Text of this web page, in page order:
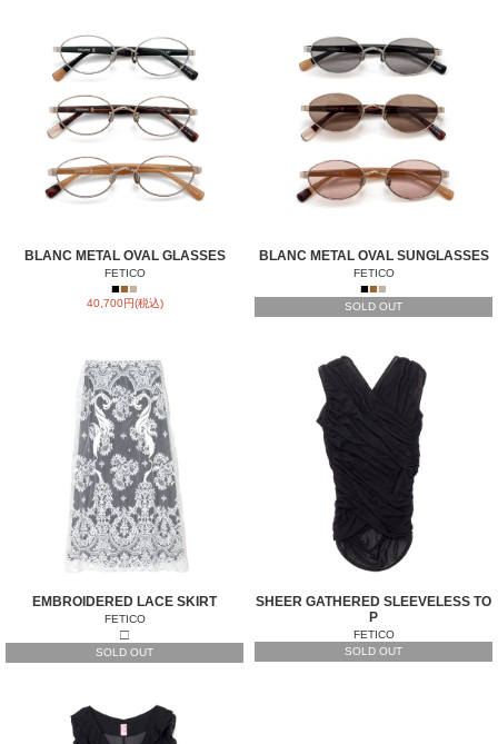
BLANC METAL OVAL GLASSES
FETICO
■■■
40,700円(税込)
BLANC METAL OVAL SUNGLASSES
FETICO
■■■
SOLD OUT
EMBROIDERED LACE SKIRT
FETICO
□
SOLD OUT
SHEER GATHERED SLEEVELESS TO
P
FETICO
SOLD OUT